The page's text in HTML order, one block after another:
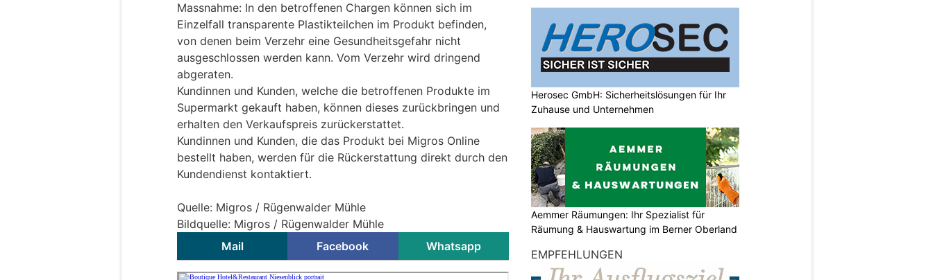
Massnahme: In den betroffenen Chargen können sich im
Einzelfall transparente Plastikteilchen im Produkt befinden,
von denen beim Verzehr eine Gesundheitsgefahr nicht
ausgeschlossen werden kann. Vom Verzehr wird dringend
abgeraten.
Kundinnen und Kunden, welche die betroffenen Produkte im
Supermarkt gekauft haben, können dieses zurückbringen und
erhalten den Verkaufspreis zurückerstattet.
Kundinnen und Kunden, die das Produkt bei Migros Online
bestellt haben, werden für die Rückerstattung direkt durch den
Kundendienst kontaktiert.
Quelle: Migros / Rügenwalder Mühle
Bildquelle: Migros / Rügenwalder Mühle
Mail
Facebook Whatsapp
Herosec GmbH: Sicherheitslösungen für Ihr
Zuhause und Unternehmen
Aemmer Räumungen: Ihr Spezialist für
Räumung & Hauswartung im Berner Oberland
EMPFEHLUNGEN